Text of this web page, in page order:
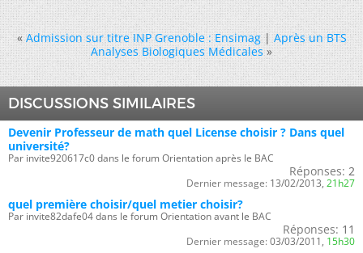
« Admission sur titre INP Grenoble : Ensimag|Après un BTS
Analyses Biologiques Médicales »
DISCUSSIONS SIMILAIRES
Devenir Professeur de math quel License choisir ? Dans quel
université?
Par invite920617c0 dans le forum Orientation après le BAC
Réponses: 2
Dernier message: 13/02/2013, 21h27
quel première choisir/quel metier choisir?
Par invite82dafe04 dans le forum Orientation avant le BAC
Réponses: 11
Dernier message: 03/03/2011, 15h30